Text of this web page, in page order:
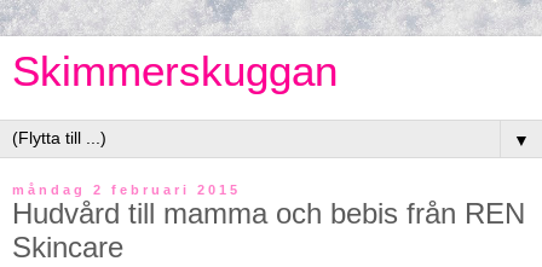
Skimmerskuggan
▼
måndag 2 februari 2015
Hudvård till mamma och bebis från REN
Skincare